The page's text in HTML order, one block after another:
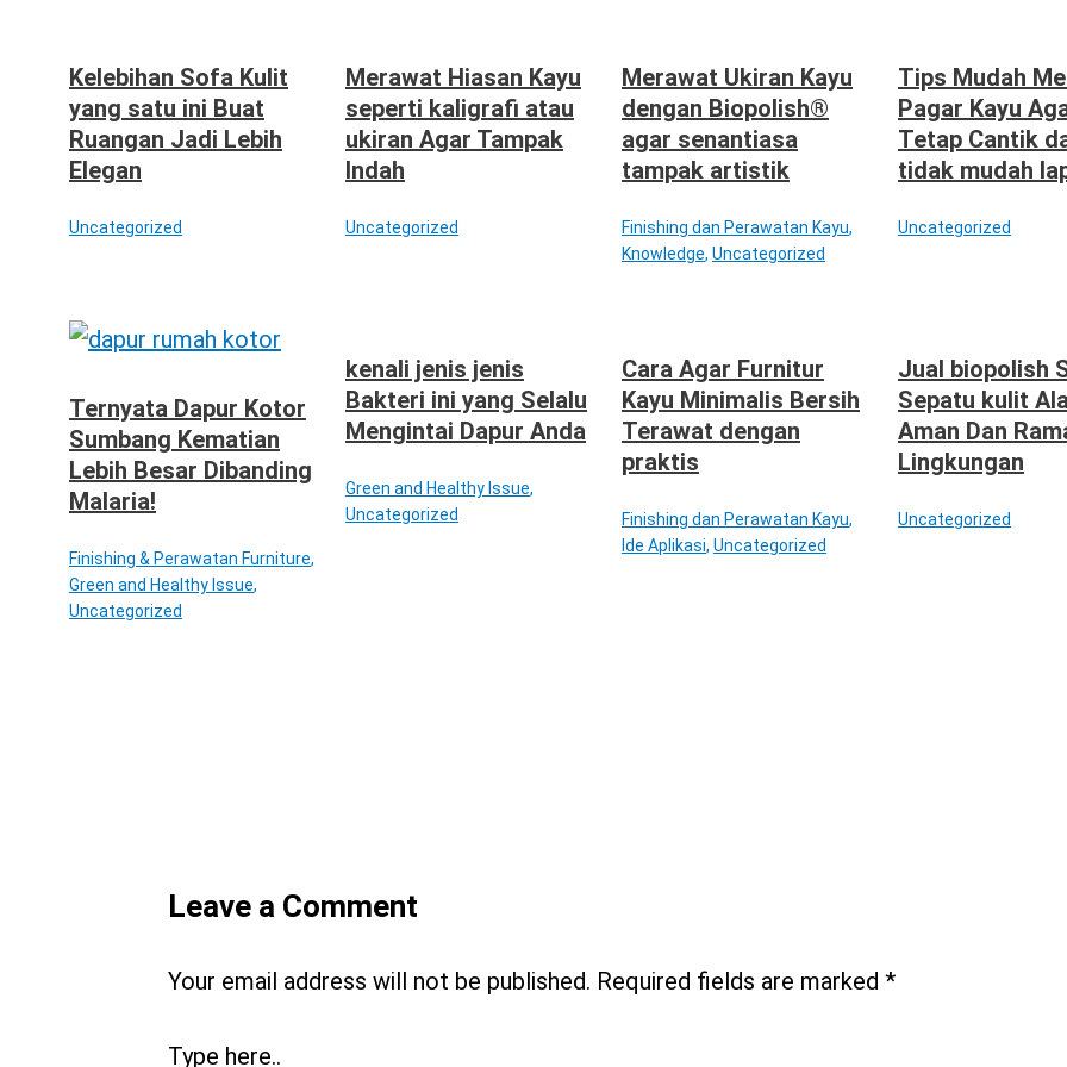
Kelebihan Sofa Kulit
yang satu ini Buat
Ruangan Jadi Lebih
Elegan
Uncategorized
Merawat Hiasan Kayu
seperti kaligrafi atau
ukiran Agar Tampak
Indah
Uncategorized
Merawat Ukiran Kayu
dengan Biopolish®
agar senantiasa
tampak artistik
Finishing dan Perawatan Kayu,
Knowledge, Uncategorized
Tips Mudah
Pagar Kayu
Tetap Cantik
tidak mudah
Uncategorized
Ternyata Dapur Kotor
Sumbang Kematian
Lebih Besar Dibanding
Malaria!
Finishing & Perawatan Furniture,
Green and Healthy Issue,
Uncategorized
kenali jenis jenis
Bakteri ini yang Selalu
Mengintai Dapur Anda
Green and Healthy Issue,
Uncategorized
Cara Agar Furnitur
Kayu Minimalis Bersih
Terawat dengan
praktis
Finishing dan Perawatan Kayu,
Ide Aplikasi, Uncategorized
Jual biopolish
Sepatu kulit
Aman Dan
Lingkungan
Uncategorized
Leave a Comment
Your email address will not be published. Required fields are marked*
Type here..